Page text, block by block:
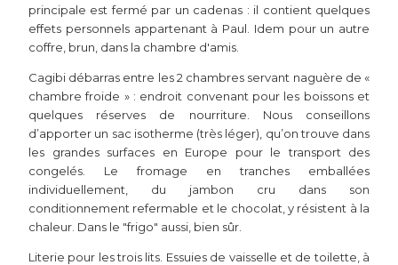
principale est fermé par un cadenas : il contient quelques
effets personnels appartenant à Paul. Idem pour un autre
coffre, brun, dans la chambre d'amis.
Cagibi débarras entre les 2 chambres servant naguère de «
chambre froide » : endroit convenant pour les boissons et
quelques réserves de nourriture. Nous conseillons
d’apporter un sac isotherme (très léger), qu’on trouve dans
les grandes surfaces en Europe pour le transport des
congelés. Le fromage en tranches emballées
individuellement, du jambon cru dans son
conditionnement refermable et le chocolat, y résistent à la
chaleur. Dans le "frigo" aussi, bien sûr.
Literie pour les trois lits. Essuies de vaisselle et de toilette, à